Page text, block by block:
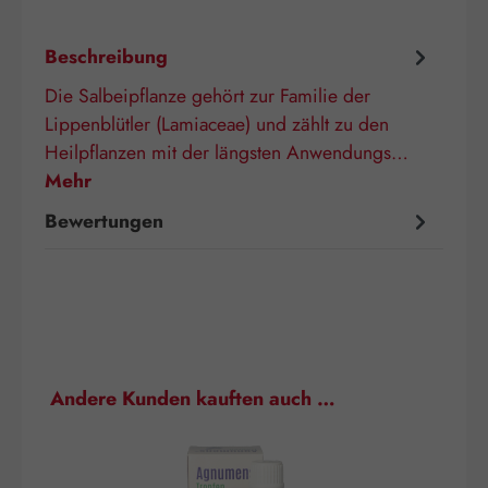
Beschreibung
Die Salbeipflanze gehört zur Familie der
Lippenblütler (Lamiaceae) und zählt zu den
Heilpflanzen mit der längsten Anwendungs…
Mehr
Bewertungen
Produktgalerie überspringen
Andere Kunden kauften auch …